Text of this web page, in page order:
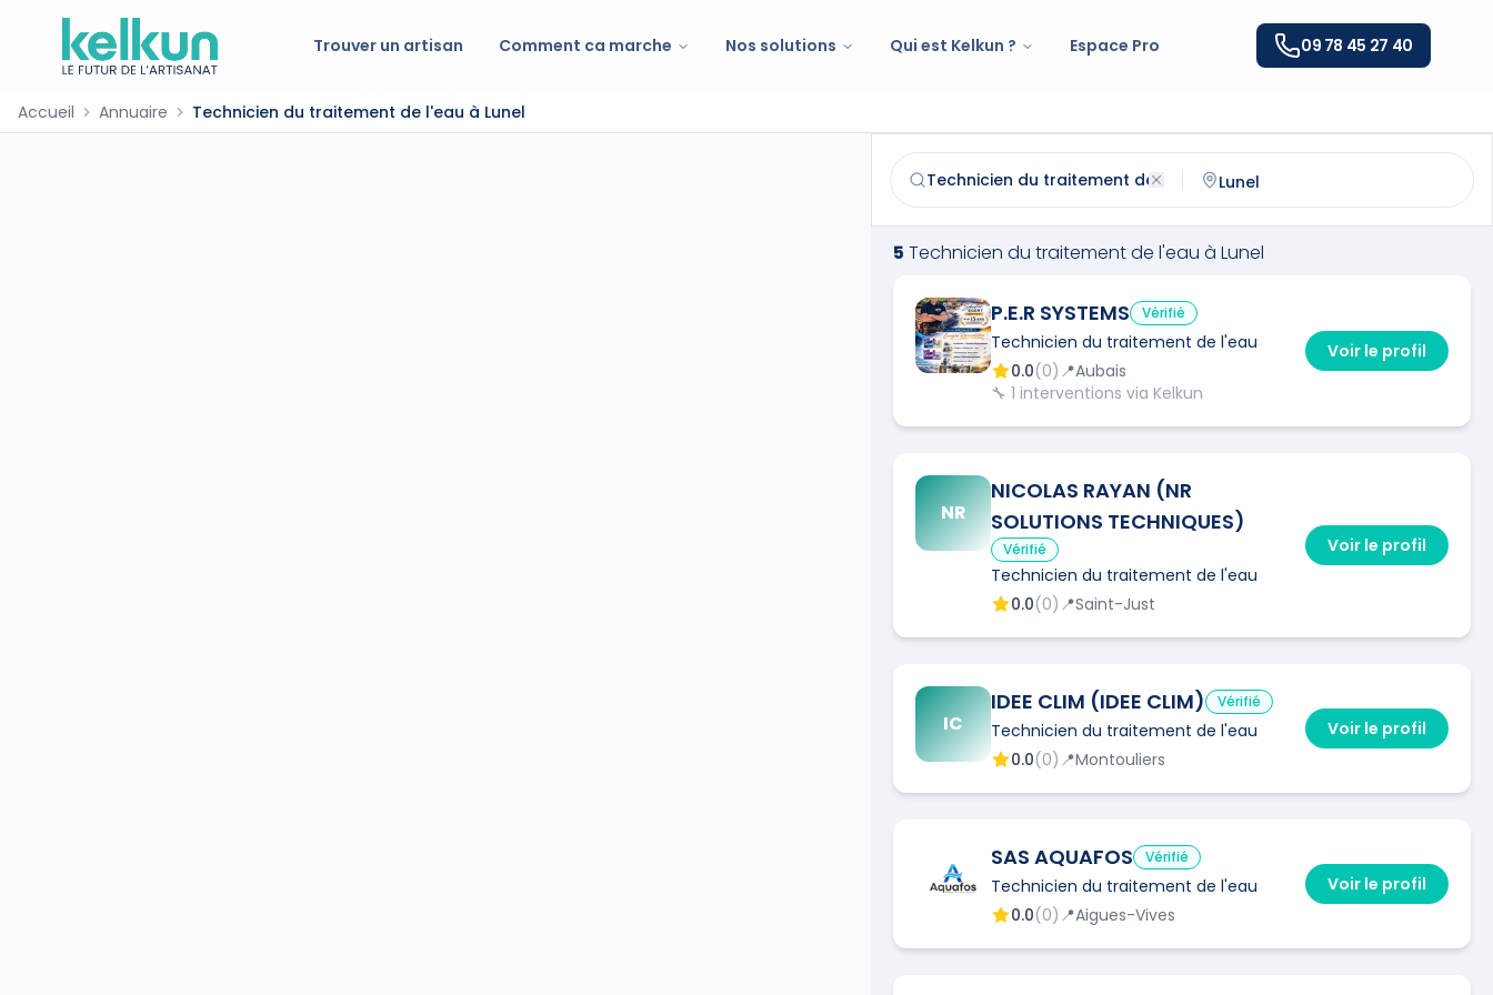
Trouver un artisan Comment ca marche Nos solutions Qui est Kelkun ? Espace Pro 09 78 45 27 40
Accueil Annuaire Technicien du traitement de l'eau à Lunel
Trouvez et contactez untechnicien du traitement de l'eau
5 Technicien du traitement de l'eau à Lunel
P.E.R SYSTEMS Vérifié
Technicien du traitement de l'eau
0.0(0) 📍Aubais
🔧 1 interventions via Kelkun
Voir le profil
NR
NICOLAS RAYAN (NR
SOLUTIONS TECHNIQUES)
Vérifié
Technicien du traitement de l'eau
0.0(0) 📍Saint-Just
Voir le profil
IC
IDEE CLIM (IDEE CLIM) Vérifié
Technicien du traitement de l'eau
0.0(0) 📍Montouliers
Voir le profil
SAS AQUAFOS Vérifié
Technicien du traitement de l'eau
0.0(0) 📍Aigues-Vives
Voir le profil